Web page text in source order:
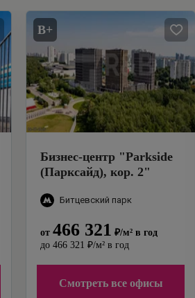
B+
Бизнес-центр "Parkside
(Парксайд), кор. 2"
Битцевский парк
от 466 321 ₽/м² в год
до 466 321 ₽/м² в год
Смотреть все офисы